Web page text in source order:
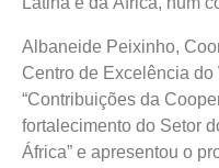
Albaneide Peixinho,
Centro de Excelência do
“Contribuições da
fortalecimento do Setor
África” e apresentou o